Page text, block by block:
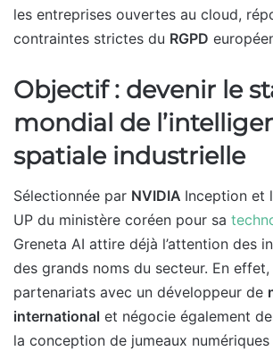
les entreprises ouvertes au cloud,
contraintes strictes du RGPD
Objectif : devenir le
mondial de
spatiale industrielle
Sélectionnée par NVIDIA Inception et
UP du ministère coréen pour sa
Greneta AI attire déjà l’attention des
des grands noms du secteur. En
partenariats avec un développeur de
international et négocie également
la conception de jumeaux numériques